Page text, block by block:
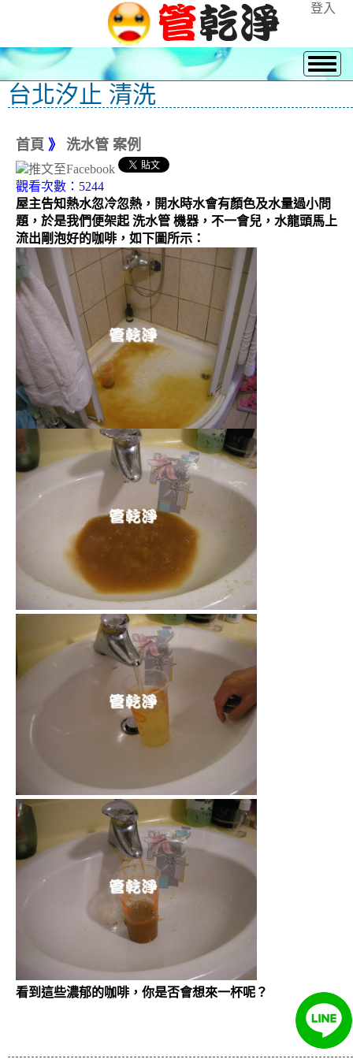
登入
台北汐止 清洗
首頁 》 洗水管 案例
觀看次數：5244
屋主告知熱水忽冷忽熱，開水時水會有顏色及水量過小問
題，於是我們便架起 洗水管 機器，不一會兒，水龍頭馬上
流出剛泡好的咖啡，如下圖所示：
看到這些濃郁的咖啡，你是否會想來一杯呢？
洗水管 清洗水管 水管清洗 熱水忽冷忽熱 水壓過小